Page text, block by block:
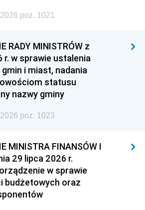
poz. 1021
RADY MINISTRÓW z
r. w sprawie ustalenia
i miast, nadania
statusu
nazwy gminy
poz. 1023
MINISTRA FINANSÓW I
29 lipca 2026 r.
w sprawie
budżetowych oraz